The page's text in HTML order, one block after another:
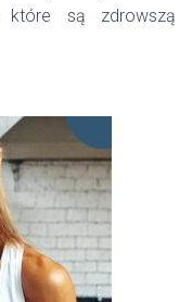
które są zdrowszą